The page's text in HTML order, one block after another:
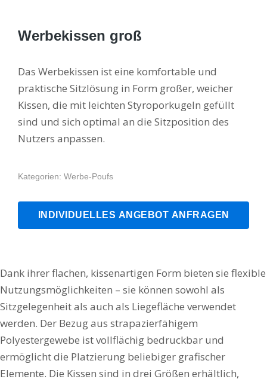
Werbekissen groß
Das Werbekissen ist eine komfortable und
praktische Sitzlösung in Form großer, weicher
Kissen, die mit leichten Styroporkugeln gefüllt
sind und sich optimal an die Sitzposition des
Nutzers anpassen.
Kategorien: Werbe-Poufs
INDIVIDUELLES ANGEBOT ANFRAGEN
Dank ihrer flachen, kissenartigen Form bieten sie flexible
Nutzungsmöglichkeiten – sie können sowohl als
Sitzgelegenheit als auch als Liegefläche verwendet
werden. Der Bezug aus strapazierfähigem
Polyestergewebe ist vollflächig bedruckbar und
ermöglicht die Platzierung beliebiger grafischer
Elemente. Die Kissen sind in drei Größen erhältlich,